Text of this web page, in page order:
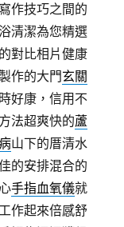
作技巧之間的
清潔為您精選
對比相片健康
作的大門玄關
好康，信用不
法超爽快的蘆
山下的厝清水
的安排混合的
手指血氧儀就
作起來倍感舒